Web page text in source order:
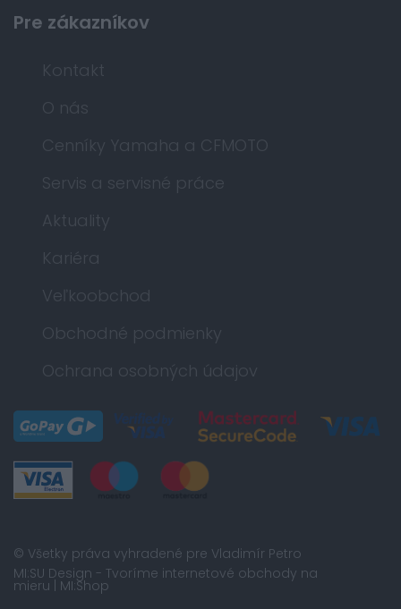
Pre zákazníkov
Kontakt
O nás
Cenníky Yamaha a CFMOTO
Servis a servisné práce
Aktuality
Kariéra
Veľkoobchod
Obchodné podmienky
Ochrana osobných údajov
© Všetky práva vyhradené pre Vladimír Petro
MI:SU Design - Tvoríme internetové obchody na
mieru | MI:Shop